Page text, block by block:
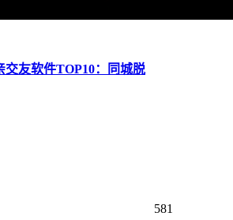
交友软件TOP10：同城脱
581